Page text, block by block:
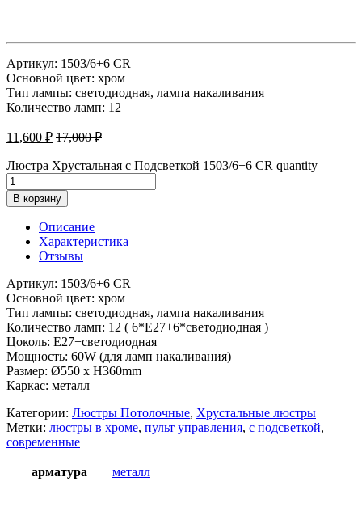
Артикул: 1503/6+6 CR
Основной цвет: хром
Тип лампы: светодиодная, лампа накаливания
Количество ламп: 12
11,600 ₽ 17,000₽
Люстра Хрустальная с Подсветкой 1503/6+6 CR quantity
В корзину
Описание
Характеристика
Отзывы
Артикул: 1503/6+6 CR
Основной цвет: хром
Тип лампы: светодиодная, лампа накаливания
Количество ламп: 12 ( 6*E27+6*светодиодная )
Цоколь: E27+светодиодная
Мощность: 60W (для ламп накаливания)
Размер: Ø550 x H360mm
Каркас: металл
Категории: Люстры Потолочные, Хрустальные люстры
Метки: люстры в хроме, пульт управления, с подсветкой,
современные
арматура металл